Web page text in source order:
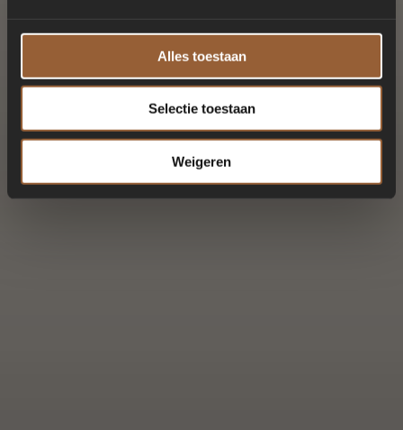
Alles toestaan
Selectie toestaan
Weigeren